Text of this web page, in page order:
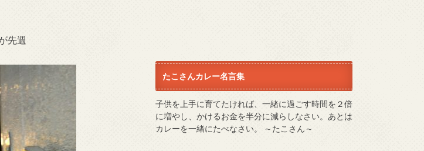
先週
たこさんカレー名言集
子供を上手に育てたければ、一緒に過ごす時間を２倍
に増やし、かけるお金を半分に減らしなさい。あとは
カレーを一緒にたべなさい。 ～たこさん～